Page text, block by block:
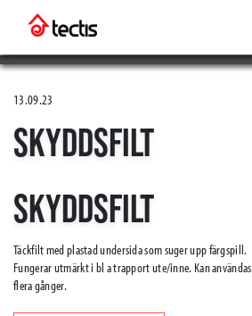
13.09.23
SKYDDSFILT
SKYDDSFILT
Täckfilt med plastad undersida som suger upp färgspill.
Fungerar utmärkt i bl a trapport ute/inne. Kan användas
flera gånger.